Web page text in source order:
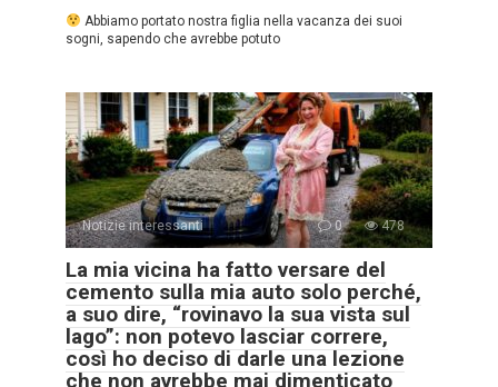
Abbiamo portato nostra figlia nella vacanza dei suoi
sogni, sapendo che avrebbe potuto
Notizie interessanti 0 478
La mia vicina ha fatto versare del
cemento sulla mia auto solo perché,
a suo dire, “rovinavo la sua vista sul
lago”: non potevo lasciar correre,
così ho deciso di darle una lezione
che non avrebbe mai dimenticato